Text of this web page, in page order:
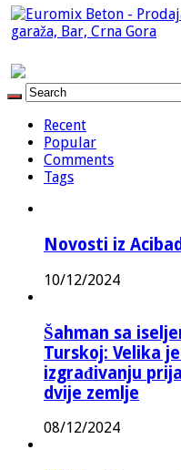
Recent
Popular
Comments
Tags
Novosti iz
10/12/2024
Šahman sa
Turskoj: Velika
izgrađivanju
dvije zemlje
08/12/2024